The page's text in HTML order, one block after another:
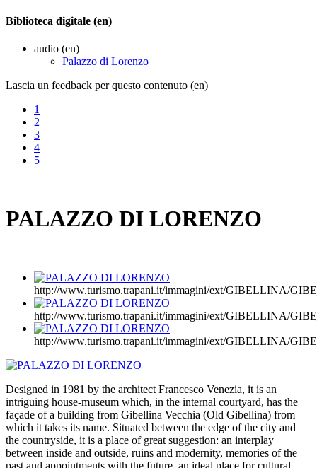
Biblioteca digitale (en)
audio (en)
Palazzo di Lorenzo
Lascia un feedback per questo contenuto (en)
1
2
3
4
5
PALAZZO DI LORENZO
http://www.turismo.trapani.it/immagini/ext/GIBELLINA/
http://www.turismo.trapani.it/immagini/ext/GIBELLINA/
http://www.turismo.trapani.it/immagini/ext/GIBELLINA/
Designed in 1981 by the architect Francesco Venezia, it is an
intriguing house-museum which, in the internal courtyard, has the
façade of a building from Gibellina Vecchia (Old Gibellina) from
which it takes its name. Situated between the edge of the city and
the countryside, it is a place of great suggestion: an interplay
between inside and outside, ruins and modernity, memories of the
past and appointments with the future, an ideal place for cultural